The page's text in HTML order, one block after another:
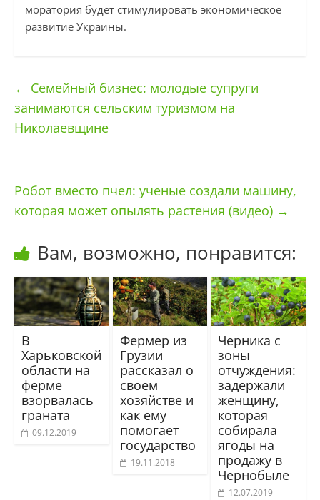
моратория будет стимулировать экономическое
развитие Украины.
← Семейный бизнес: молодые супруги
занимаются сельским туризмом на
Николаевщине
Робот вместо пчел: ученые создали машину,
которая может опылять растения (видео) →
Вам, возможно, понравится:
В
Харьковской
области на
ферме
взорвалась
граната
09.12.2019
Фермер из
Грузии
рассказал о
своем
хозяйстве и
как ему
помогает
государство
19.11.2018
Черника с
зоны
отчуждения:
задержали
женщину,
которая
собирала
ягоды на
продажу в
Чернобыле
12.07.2019